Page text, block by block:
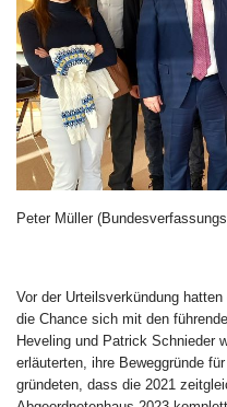
Peter Müller
Vor der Urteilsverkündung
die Chance sich mit den
Heveling und Patrick Schnieder
erläuterten, ihre Beweggründe
gründeten, dass die 2021